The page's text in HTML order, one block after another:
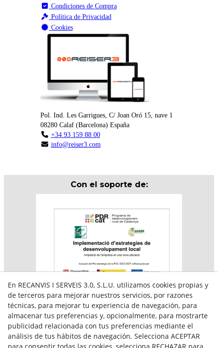
Condiciones de Compra
Política de Privacidad
Cookies
Pol. Ind. Les Garrigues, C/ Joan Oró 15, nave 1
08280 Calaf (Barcelona) España
+34 93 159 88 00
info@reiser3.com
Con el soporte de:
Aquesta empresa participa en el programa per a la
contractació de persones en situació de major
vulnerabilitat,
subvencionat pel Servei Públic d’Ocupació de Catalunya i
En RECANVIS I SERVEIS 3.0, S.L.U. utilizamos cookies propias y
de terceros para mejorar nuestros servicios, por razones
técnicas, para mejorar tu experiencia de navegación, para
almacenar tus preferencias y, opcionalmente, para mostrarte
publicidad relacionada con tus preferencias mediante el
análisis de tus hábitos de navegación. Selecciona ACEPTAR